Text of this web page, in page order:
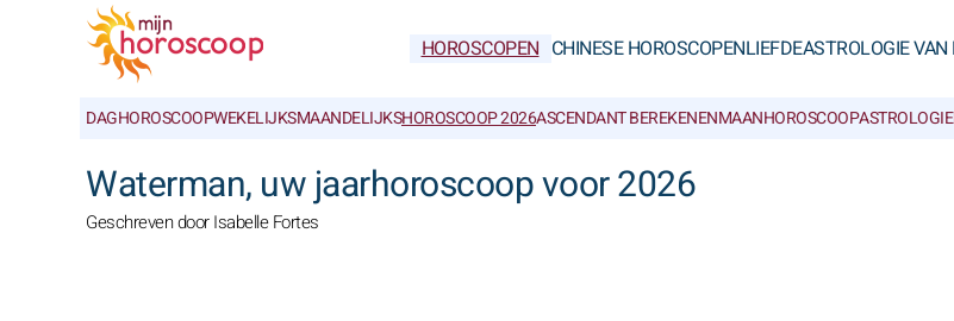
HOROSCOPEN CHINESE HOROSCOPENLIEFDEASTROLOGIE VAN
DAGHOROSCOOPWEKELIJKSMAANDELIJKSHOROSCOOP 2026ASCENDANT BEREKENENMAANHOROSCOOP
Waterman, uw jaarhoroscoop voor 2026
Geschreven door Isabelle Fortes